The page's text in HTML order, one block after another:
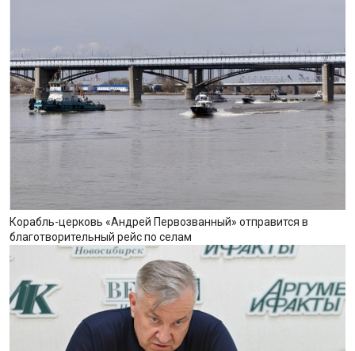
Корабль-церковь «Андрей Первозванный» отправится в
благотворительный рейс по селам